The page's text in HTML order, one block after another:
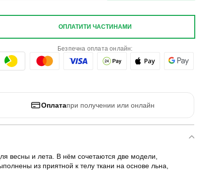
ОПЛАТИТИ ЧАСТИНАМИ
Безпечна оплата онлайн:
Оплатапри получении или онлайн
весны и лета. В нём сочетаются две модели,
из приятной к телу ткани на основе льна,